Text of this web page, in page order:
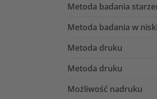
Metoda badania
Metoda badania w
Metoda druku
Metoda druku
Możliwość nadruku